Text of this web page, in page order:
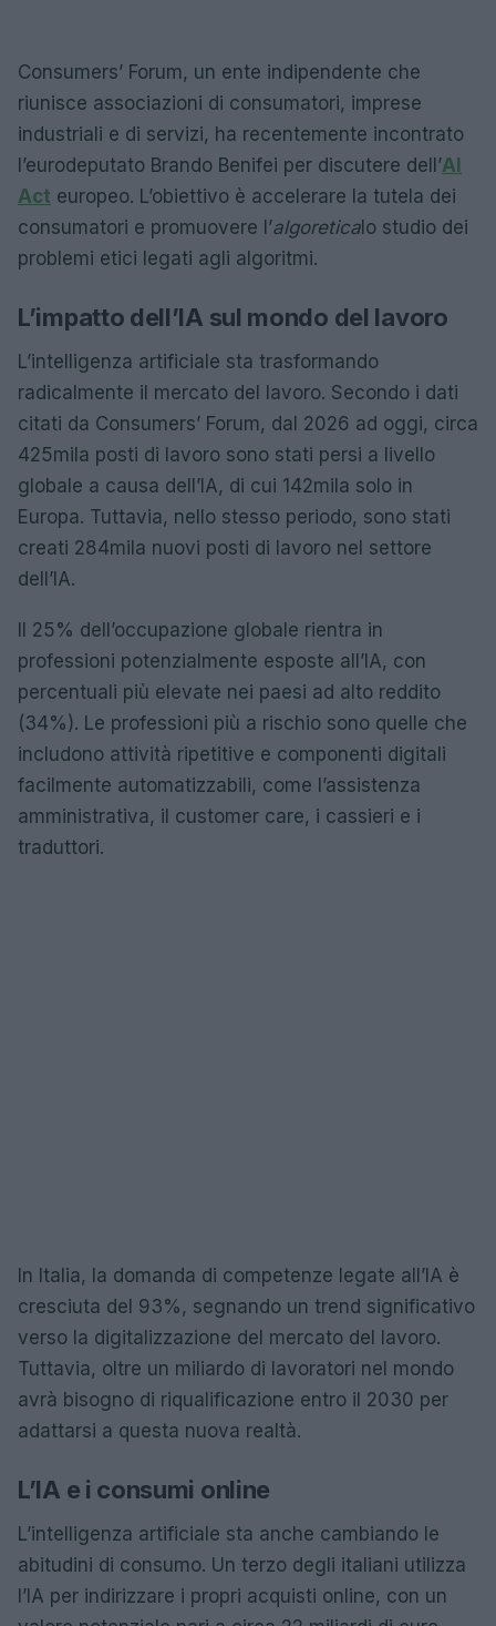
Consumers’ Forum, un ente indipendente che
riunisce associazioni di consumatori, imprese
industriali e di servizi, ha recentemente incontrato
l’eurodeputato Brando Benifei per discutere dell’AI
Act europeo. L’obiettivo è accelerare la tutela dei
consumatori e promuovere l’algoretica lo studio dei
problemi etici legati agli algoritmi.
L’impatto dell’IA sul mondo del lavoro
L’intelligenza artificiale sta trasformando
radicalmente il mercato del lavoro. Secondo i dati
citati da Consumers’ Forum, dal 2026 ad oggi, circa
425mila posti di lavoro sono stati persi a livello
globale a causa dell’IA, di cui 142mila solo in
Europa. Tuttavia, nello stesso periodo, sono stati
creati 284mila nuovi posti di lavoro nel settore
dell’IA.
Il 25% dell’occupazione globale rientra in
professioni potenzialmente esposte all’IA, con
percentuali più elevate nei paesi ad alto reddito
(34%). Le professioni più a rischio sono quelle che
includono attività ripetitive e componenti digitali
facilmente automatizzabili, come l’assistenza
amministrativa, il customer care, i cassieri e i
traduttori.
In Italia, la domanda di competenze legate all’IA è
cresciuta del 93%, segnando un trend significativo
verso la digitalizzazione del mercato del lavoro.
Tuttavia, oltre un miliardo di lavoratori nel mondo
avrà bisogno di riqualificazione entro il 2030 per
adattarsi a questa nuova realtà.
L’IA e i consumi online
L’intelligenza artificiale sta anche cambiando le
abitudini di consumo. Un terzo degli italiani utilizza
l’IA per indirizzare i propri acquisti online, con un